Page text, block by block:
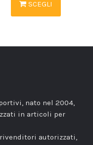
SCEGLI
nato nel 2004,
in articoli per
autorizzati,